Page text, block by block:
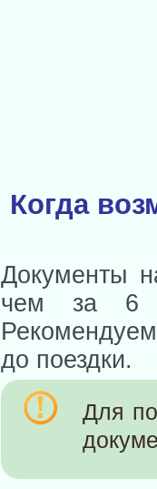
Когда
Документы
чем за 6
до поездки.
Для